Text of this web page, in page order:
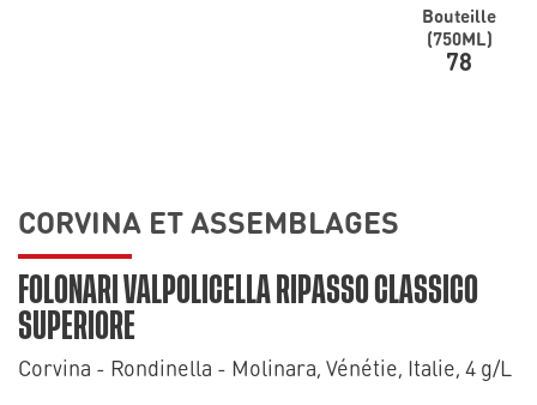
Bouteille
(750ML)
78
CORVINA ET ASSEMBLAGES
FOLONARI VALPOLICELLA RIPASSO CLASSICO
SUPERIORE
Corvina - Rondinella - Molinara, Vénétie, Italie, 4 g/L